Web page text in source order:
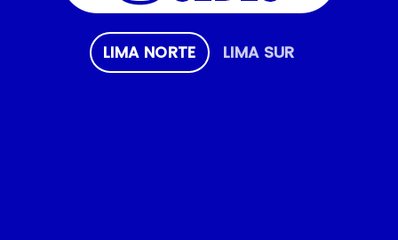
LIMA NORTE LIMA SUR